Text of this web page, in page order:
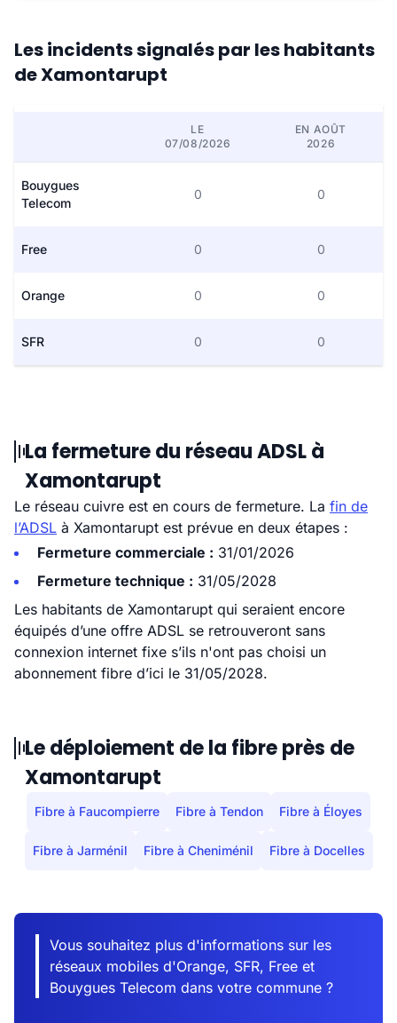
Les incidents signalés par les habitants
de Xamontarupt
LE
07/08/2026
EN AOÛT
2026
Bouygues
Telecom
0 0
Free 0 0
Orange 0 0
SFR 0 0
La fermeture du réseau ADSL à
Xamontarupt
Le réseau cuivre est en cours de fermeture. La fin de
l’ADSL à Xamontarupt est prévue en deux étapes :
Fermeture commerciale : 31/01/2026
Fermeture technique : 31/05/2028
Les habitants de Xamontarupt qui seraient encore
équipés d’une offre ADSL se retrouveront sans
connexion internet fixe s’ils n'ont pas choisi un
abonnement fibre d’ici le 31/05/2028.
Le déploiement de la fibre près de
Xamontarupt
Fibre à Faucompierre Fibre à Tendon Fibre à Éloyes
Fibre à Jarménil Fibre à Cheniménil Fibre à Docelles
Vous souhaitez plus d'informations sur les
réseaux mobiles d'Orange, SFR, Free et
Bouygues Telecom dans votre commune ?